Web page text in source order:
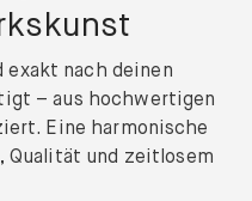
exakt nach deinen
– aus hochwertigen
Eine harmonische
Qualität und zeitlosem